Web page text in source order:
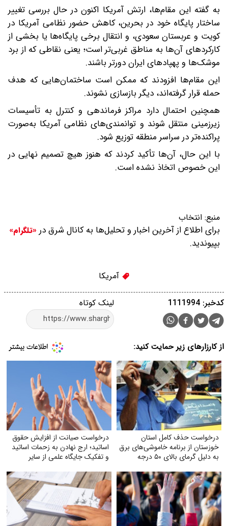
به گفته این مقام‌ها، ارتش آمریکا اکنون در حال بررسی تغییر
ساختار پایگاه خود در بحرین، کاهش حضور نظامی آمریکا در
کویت و عربستان سعودی، و انتقال برخی پایگاه‌ها یا بخشی از
کارکردهای آن‌ها به مناطق غربی‌تر است؛ یعنی نقاطی که از برد
موشک‌ها و پهپادهای ایران دورتر باشند.
این مقام‌ها افزودند که ممکن است ساختمان‌هایی که هدف
حمله قرار گرفته‌اند، دیگر بازسازی نشوند.
همچنین احتمال دارد مراکز فرماندهی و کنترل به تأسیسات
زیرزمینی منتقل شوند و توانمندی‌های نظامی آمریکا به‌صورت
پراکنده‌تر در سراسر منطقه توزیع شود.
با این حال، آن‌ها تأکید کردند که هنوز هیچ تصمیم نهایی در
این خصوص اتخاذ نشده است.
منبع: انتخاب
برای اطلاع از آخرین اخبار و تحلیل‌ها به کانال شرق در «تلگرام»
بپیوندید.
آمریکا
لینک کوتاه کدخبر: 1111994
از کارزارهای زیر حمایت کنید:
درخواست حذف کامل استان
خوزستان از برنامه خاموشی‌های برق
به دلیل گرمای بالای ۵۰ درجه
درخواست صیانت از افزایش حقوق
اساتید؛ ارج نهادن به زحمات اساتید
و تفکیک جایگاه علمی از سایر